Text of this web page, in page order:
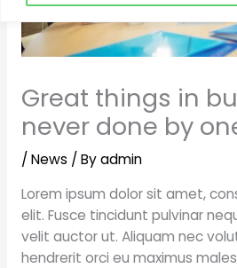
Great things in
never done by
/ News / Byadmin
Lorem ipsum dolor sit amet,
elit. Fusce tincidunt pulvinar
velit auctor ut. Aliquam nec
hendrerit orci eu maximus